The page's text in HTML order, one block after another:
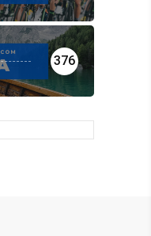
376